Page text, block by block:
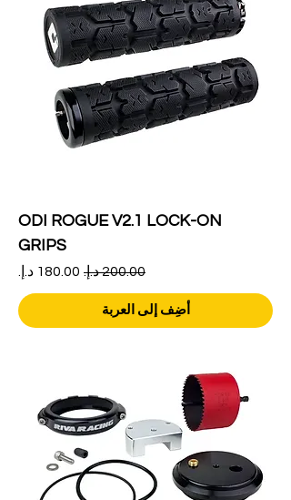
ODI ROGUE V2.1 LOCK-ON
GRIPS
سعر عادي سعر البيع
أضِف إلى العربة